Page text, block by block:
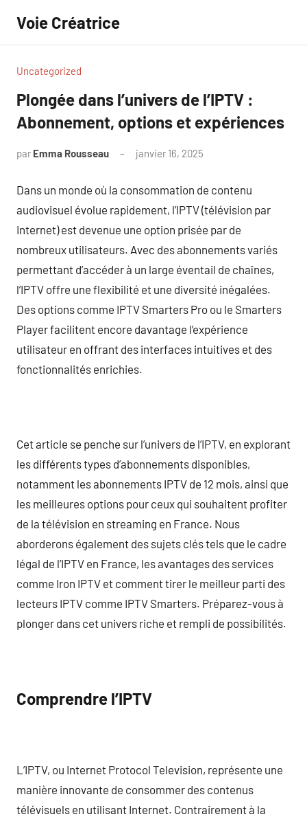
contenu
Voie Créatrice
Uncategorized
Plongée dans l’univers de l’IPTV :
Abonnement, options et expériences
par Emma Rousseau janvier 16, 2025
Dans un monde où la consommation de contenu
audiovisuel évolue rapidement, l’IPTV (télévision par
Internet) est devenue une option prisée par de
nombreux utilisateurs. Avec des abonnements variés
permettant d’accéder à un large éventail de chaînes,
l’IPTV offre une flexibilité et une diversité inégalées.
Des options comme IPTV Smarters Pro ou le Smarters
Player facilitent encore davantage l’expérience
utilisateur en offrant des interfaces intuitives et des
fonctionnalités enrichies.
Cet article se penche sur l’univers de l’IPTV, en explorant
les différents types d’abonnements disponibles,
notamment les abonnements IPTV de 12 mois, ainsi que
les meilleures options pour ceux qui souhaitent profiter
de la télévision en streaming en France. Nous
aborderons également des sujets clés tels que le cadre
légal de l’IPTV en France, les avantages des services
comme Iron IPTV et comment tirer le meilleur parti des
lecteurs IPTV comme IPTV Smarters. Préparez-vous à
plonger dans cet univers riche et rempli de possibilités.
Comprendre l’IPTV
L’IPTV, ou Internet Protocol Television, représente une
manière innovante de consommer des contenus
télévisuels en utilisant Internet. Contrairement à la